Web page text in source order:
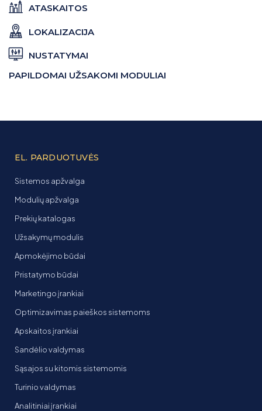
ATASKAITOS
LOKALIZACIJA
NUSTATYMAI
PAPILDOMAI UŽSAKOMI MODULIAI
EL. PARDUOTUVĖS
Sistemos apžvalga
Modulių apžvalga
Prekių katalogas
Užsakymų modulis
Apmokėjimo būdai
Pristatymo būdai
Marketingo įrankiai
Optimizavimas paieškos sistemoms
Apskaitos įrankiai
Sandėlio valdymas
Sąsajos su kitomis sistemomis
Turinio valdymas
Analitiniai įrankiai